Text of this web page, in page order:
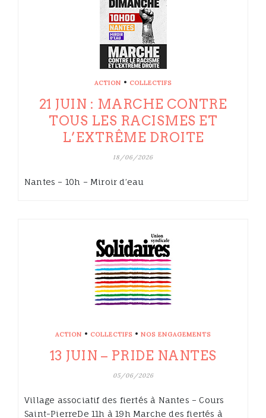
ACTION • COLLECTIFS
21 JUIN : MARCHE CONTRE
TOUS LES RACISMES ET
L’EXTRÊME DROITE
18/06/2026
Nantes – 10h – Miroir d’eau
ACTION • COLLECTIFS • NOS ENGAGEMENTS
13 JUIN – PRIDE NANTES
05/06/2026
Village associatif des fiertés à Nantes – Cours
Saint-PierreDe 11h à 19h Marche des fiertés à